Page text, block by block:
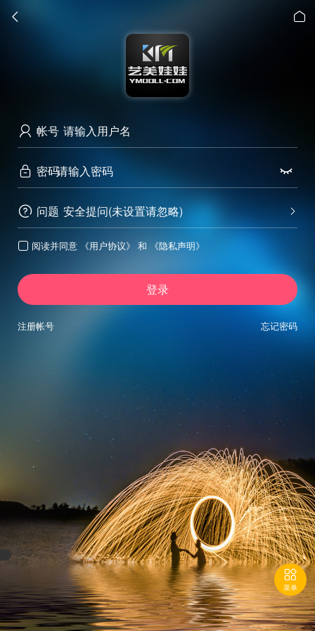
 
 帐号
 密码 
 问题 
安全提问(未设置请忽略)
 阅读并同意 《用户协议》 和 《隐私声明》
登录
忘记密码
注册帐号

菜单